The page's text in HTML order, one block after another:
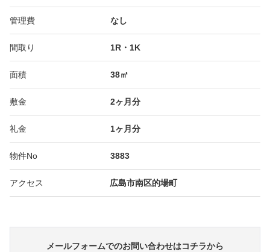
管理費 なし
間取り 1R・1K
面積 38㎡
敷金 2ヶ月分
礼金 1ヶ月分
物件No 3883
アクセス 広島市南区的場町
メールフォームでのお問い合わせはコチラから